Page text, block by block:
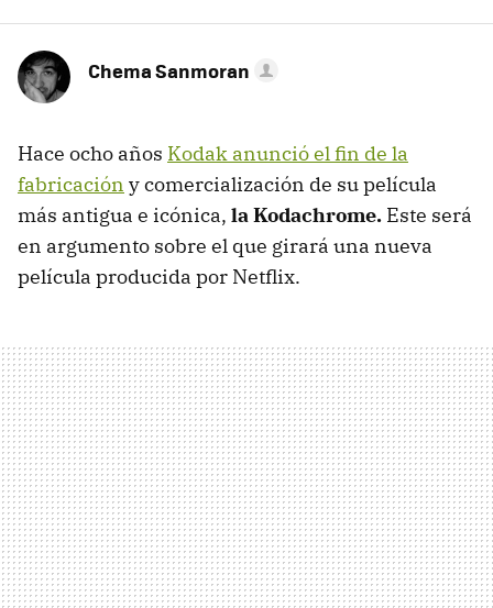
Chema Sanmoran
Hace ocho años Kodak anunció el fin de la
fabricación y comercialización de su película
más antigua e icónica, la Kodachrome. Este será
en argumento sobre el que girará una nueva
película producida por Netflix.